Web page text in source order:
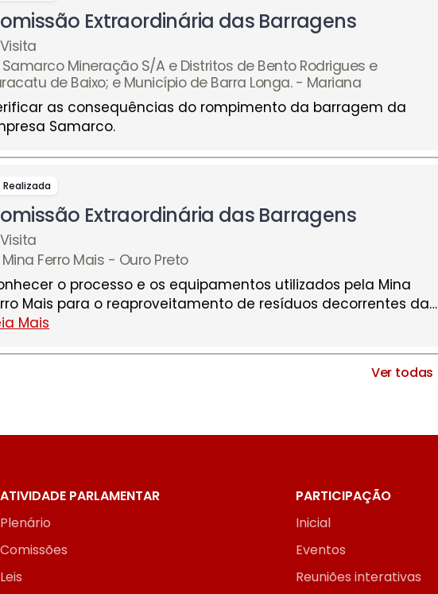
Extraordinária das Barragens
Visita
Samarco Mineração S/A e Distritos de Bento Rodrigues e
de Baixo; e Município de Barra Longa. - Mariana
as consequências do rompimento da barragem da
Samarco.
Realizada
Extraordinária das Barragens
Visita
Mina Ferro Mais - Ouro Preto
o processo e os equipamentos utilizados pela Mina
Mais para o reaproveitamento de resíduos decorrentes da…
Mais
Ver todas
ATIVIDADE PARLAMENTAR
Plenário
Comissões
Leis
PARTICIPAÇÃO
Inicial
Eventos
Reuniões interativas